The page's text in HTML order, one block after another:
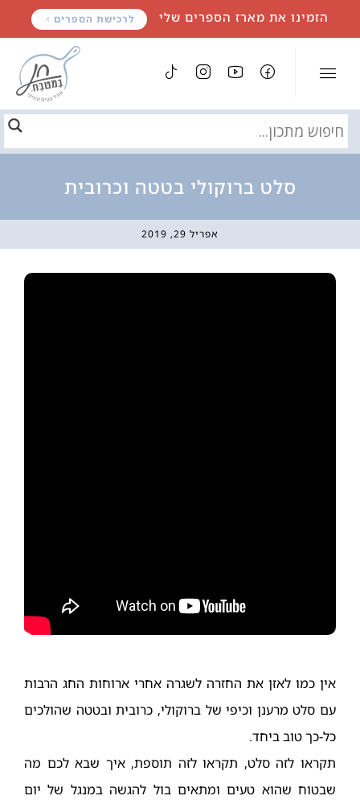
הזמינו את מארז הספרים שלי לרכישת הספרים
סלט ברוקולי בטטה וכרובית
אפריל 29, 2019
אין כמו לאזן את החזרה לשגרה אחרי ארוחות החג הרבות
עם סלט מרענן וכיפי של ברוקולי, כרובית ובטטה שהולכים
כל-כך טוב ביחד.
תקראו לזה סלט, תקראו לזה תוספת, איך שבא לכם מה
שבטוח שהוא טעים ומתאים בול להגשה במנגל של יום